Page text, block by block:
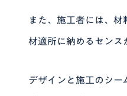
また、施工者には、
材適所に納めるセンス
デザインと施工のシー